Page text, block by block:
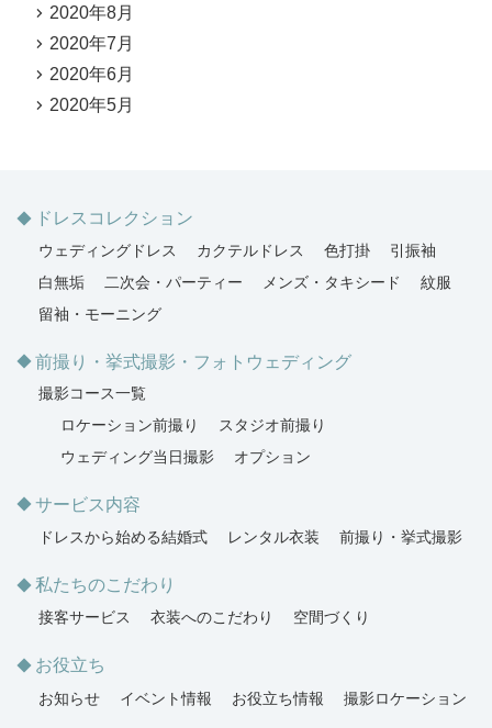
2020年8月
2020年7月
2020年6月
2020年5月
ドレスコレクション
ウェディングドレス カクテルドレス 色打掛
引振袖
白無垢
二次会・パーティー メンズ・タキシード
紋服
留袖・モーニング
前撮り・挙式撮影・フォトウェディング
撮影コース一覧
ロケーション前撮り
スタジオ前撮り
ウェディング当日撮影
オプション
サービス内容
ドレスから始める結婚式 レンタル衣装 前撮り・挙式撮影
私たちのこだわり
接客サービス 衣装へのこだわり 空間づくり
お役立ち
お知らせ イベント情報 お役立ち情報 撮影ロケーション